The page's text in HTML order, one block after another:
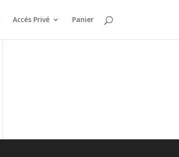
Accés Privé Panier